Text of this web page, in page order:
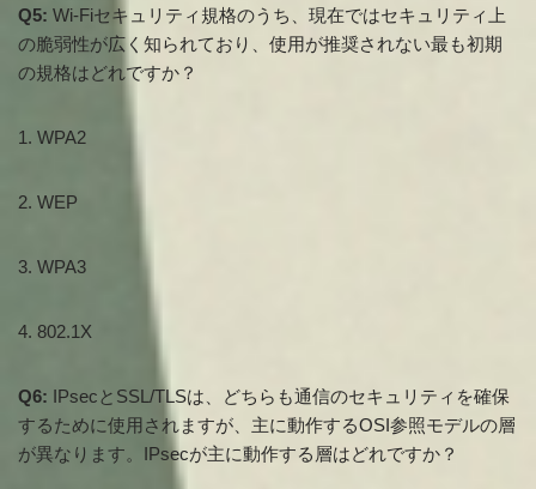
Q5: Wi-Fiセキュリティ規格のうち、現在ではセキュリティ上
の脆弱性が広く知られており、使用が推奨されない最も初期
の規格はどれですか？
1. WPA2
2. WEP
3. WPA3
4. 802.1X
Q6: IPsecとSSL/TLSは、どちらも通信のセキュリティを確保
するために使用されますが、主に動作するOSI参照モデルの層
が異なります。IPsecが主に動作する層はどれですか？